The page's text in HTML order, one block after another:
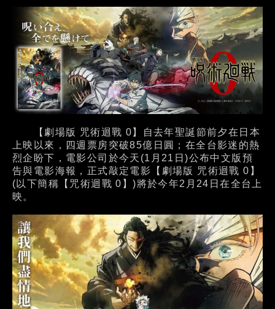
【劇場版 咒術迴戰 0】自去年聖誕節前夕在日本
上映以來，四週票房突破85億日圓；在全台影迷的熱
烈企盼下，電影公司於今天(1月21日)公布中文版預
告與電影海報，正式敲定電影【劇場版 咒術迴戰 0】
(以下簡稱【咒術迴戰 0】)將於今年2月24日在全台上
映。